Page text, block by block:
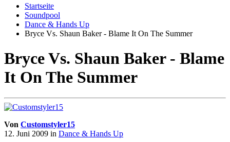
Startseite
Soundpool
Dance & Hands Up
Bryce Vs. Shaun Baker - Blame It On The Summer
Bryce Vs. Shaun Baker - Blame
It On The Summer
Von Customstyler15
12. Juni 2009 in Dance & Hands Up